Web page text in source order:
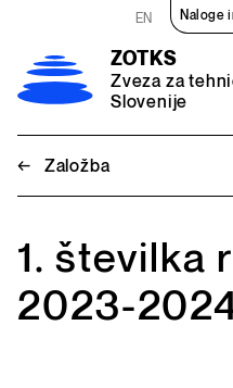
Preskoči na vsebino
EN Naloge
ZOTKS
Zveza za
Slovenije
← Založba
1. številka
2023-